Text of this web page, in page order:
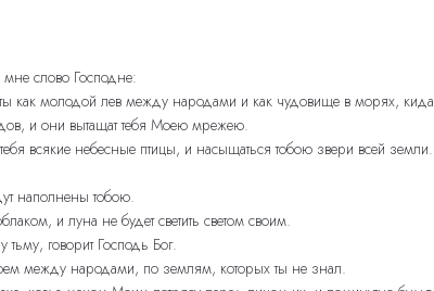
слово Господне:
как молодой лев между народами и как чудовище в морях,
и они вытащат тебя Моею мрежею.
всякие небесные птицы, и насыщаться тобою звери всей земли.
наполнены тобою.
и луна не будет светить светом своим.
говорит Господь Бог.
между народами, по землям, которых ты не знал.